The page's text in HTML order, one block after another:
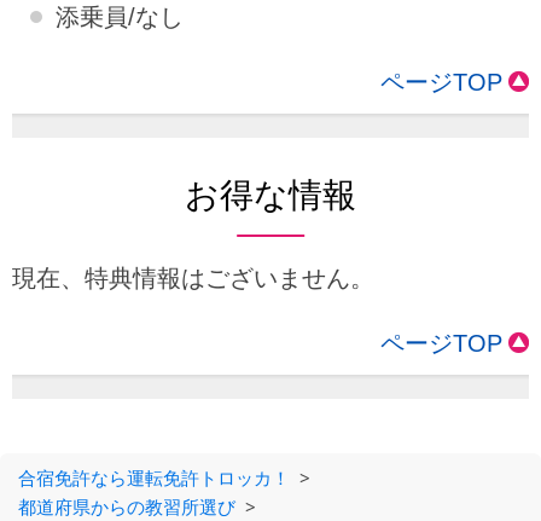
添乗員/なし
ページTOP
お得な情報
現在、特典情報はございません。
ページTOP
合宿免許なら運転免許トロッカ！
>
都道府県からの教習所選び >